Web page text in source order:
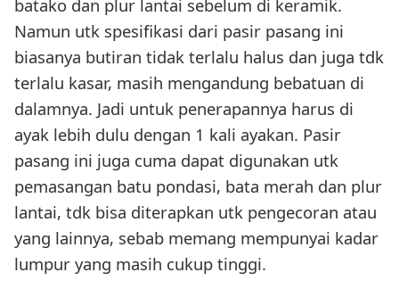
batako dan plur lantai sebelum di keramik.
Namun utk spesifikasi dari pasir pasang ini
biasanya butiran tidak terlalu halus dan juga tdk
terlalu kasar, masih mengandung bebatuan di
dalamnya. Jadi untuk penerapannya harus di
ayak lebih dulu dengan 1 kali ayakan. Pasir
pasang ini juga cuma dapat digunakan utk
pemasangan batu pondasi, bata merah dan plur
lantai, tdk bisa diterapkan utk pengecoran atau
yang lainnya, sebab memang mempunyai kadar
lumpur yang masih cukup tinggi.